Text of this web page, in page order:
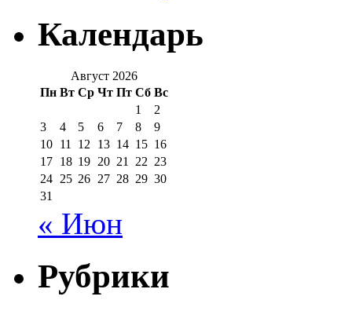
Календарь
Август 2026
Пн Вт Ср Чт Пт Сб Вс
1
2
3
4 5 6 7 8
9
10 11 12 13 14 15 16
17 18 19 20 21 22 23
24 25 26 27 28 29 30
31
« Июн
Рубрики